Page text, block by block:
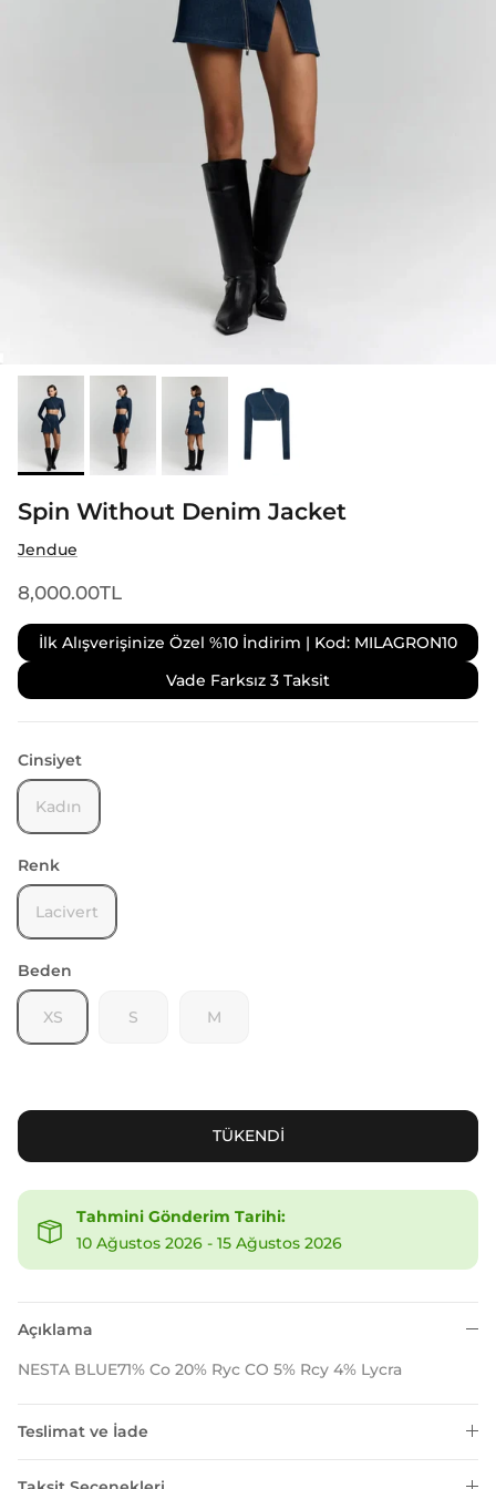
Spin Without Denim Jacket
Jendue
8,000.00TL
İlk Alışverişinize Özel %10 İndirim | Kod: MILAGRON10
Vade Farksız 3 Taksit
Renk
Lacivert
Cinsiyet
Kadın
Beden
XS S M
TÜKENDİ
Tahmini Gönderim Tarihi:
10 Ağustos 2026 - 15 Ağustos 2026
Açıklama
NESTA BLUE71% Co 20% Ryc CO 5% Rcy 4% Lycra
Teslimat ve İade